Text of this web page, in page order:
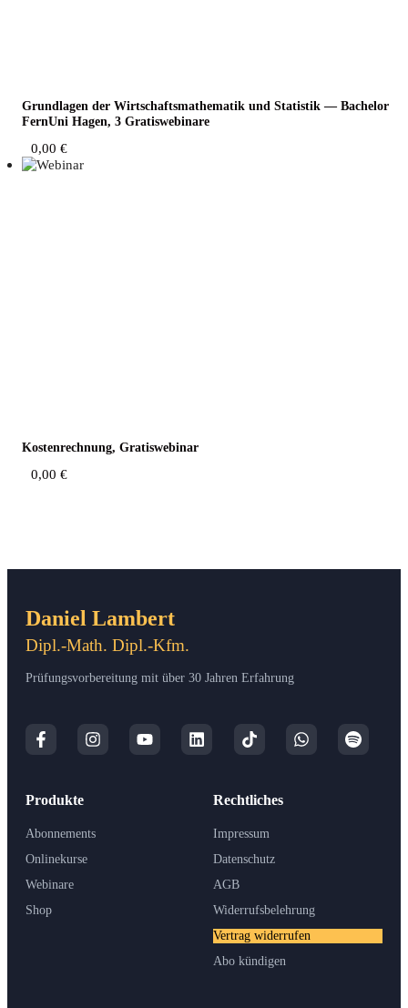
Grund­la­gen der Wirt­schafts­ma­the­ma­tik und Sta­tis­tik — Bache­lor
Fern­Uni Hagen, 3 Gratiswebinare
0,00 €
Kos­ten­rech­nung, Gratiswebinar
0,00 €
Daniel Lambert
Dipl.-Math. Dipl.-Kfm.
Prüfungsvorbereitung mit über 30 Jahren Erfahrung
Produkte
Abonnements
Onlinekurse
Webinare
Shop
Rechtliches
Impressum
Datenschutz
AGB
Widerrufsbelehrung
Vertrag widerrufen
Abo kündigen